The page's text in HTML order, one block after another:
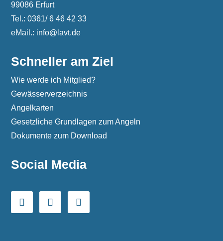
99086 Erfurt
Tel.: 0361/ 6 46 42 33
eMail.: info@lavt.de
Schneller am Ziel
Wie werde ich Mitglied?
Gewässerverzeichnis
Angelkarten
Gesetzliche Grundlagen zum Angeln
Dokumente zum Download
Social Media